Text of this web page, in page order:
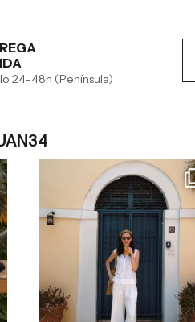
24-48h (Península)